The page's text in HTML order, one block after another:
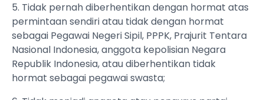
5. Tidak pernah diberhentikan dengan hormat atas
permintaan sendiri atau tidak dengan hormat
sebagai Pegawai Negeri Sipil, PPPK, Prajurit Tentara
Nasional Indonesia, anggota kepolisian Negara
Republik Indonesia, atau diberhentikan tidak
hormat sebagai pegawai swasta;